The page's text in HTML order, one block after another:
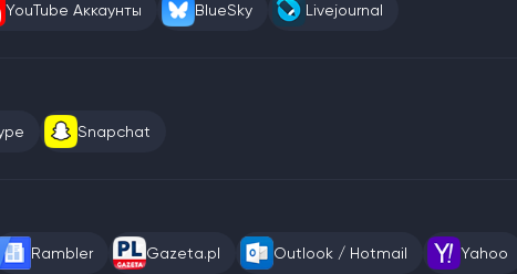
YouTube Аккаунты BlueSky Livejournal
Snapchat
Rambler Gazeta.pl Outlook / Hotmail Yahoo